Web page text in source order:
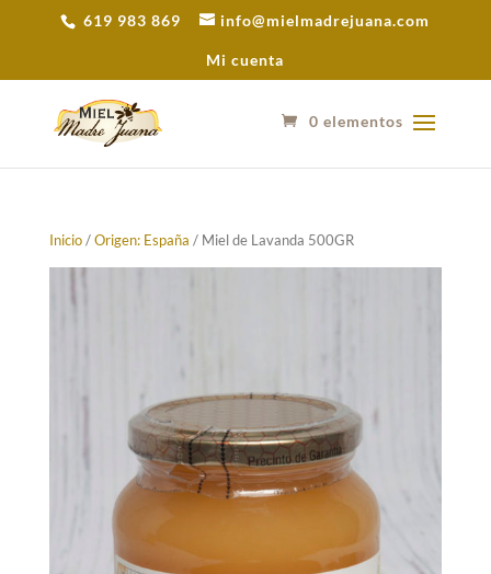
619 983 869 info@mielmadrejuana.com
Mi cuenta
0 elementos
Inicio/Origen: España / Miel de Lavanda 500GR